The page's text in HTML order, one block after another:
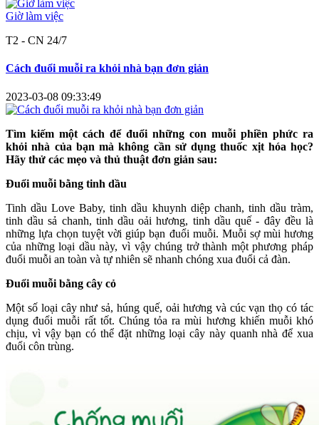
Giờ làm việc
T2 - CN 24/7
Cách đuổi muỗi ra khỏi nhà bạn đơn giản
2023-03-08 09:33:49
Tìm kiếm một cách để đuổi những con muỗi phiền phức ra
khỏi nhà của bạn mà không cần sử dụng thuốc xịt hóa học?
Hãy thử các mẹo và thủ thuật đơn giản sau:
Đuổi muỗi bằng tinh dầu
Tinh dầu Love Baby, tinh dầu khuynh diệp chanh, tinh dầu tràm,
tinh dầu sả chanh, tinh dầu oải hương, tinh dầu quế - đây đều là
những lựa chọn tuyệt vời giúp bạn đuổi muỗi. Muỗi sợ mùi hương
của những loại dầu này, vì vậy chúng trở thành một phương pháp
đuổi muỗi an toàn và tự nhiên sẽ nhanh chóng xua đuổi cả đàn.
Đuổi muỗi bằng cây cỏ
Một số loại cây như sả, húng quế, oải hương và cúc vạn thọ có tác
dụng đuổi muỗi rất tốt. Chúng tỏa ra mùi hương khiến muỗi khó
chịu, vì vậy bạn có thể đặt những loại cây này quanh nhà để xua
đuổi côn trùng.